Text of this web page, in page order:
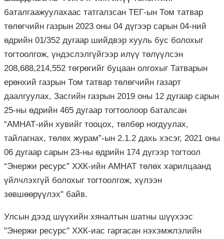
баталгаажуулахаас татгалзсан ТЕГ-ын Том татвар
төлөгчийн газрын 2023 оны 04 дүгээр сарын 04-ний
өдрийн 01/352 дугаар шийдвэр хууль бус болохыг
тогтоолгож, үндэслэлгүйгээр илүү төлүүлсэн
208,688,214,552 төгрөгийг буцаан олгохыг Татварын
ерөнхий газрын Том татвар төлөгчийн газарт
даалгуулах, Засгийн газрын 2019 оны 12 дугаар сарын
25-ны өдрийн 465 дугаар тогтоолоор баталсан
“АМНАТ-ийн хувийг тооцох, төлбөр ногдуулах,
тайлагнах, төлөх журам”-ын 2.1.2 дахь хэсэг, 2021 оны
06 дугаар сарын 23-ны өдрийн 174 дүгээр тогтоол
“Энержи ресурс” ХХК-ийн АМНАТ төлөх харилцаанд
үйлчлэхгүй болохыг тогтоолгож, хүлээн
зөвшөөрүүлэх" байв.
Улсын дээд шүүхийн хяналтын шатны шүүхээс
"Энержи ресурс" ХХК-иас гаргасан нэхэмжлэлийн